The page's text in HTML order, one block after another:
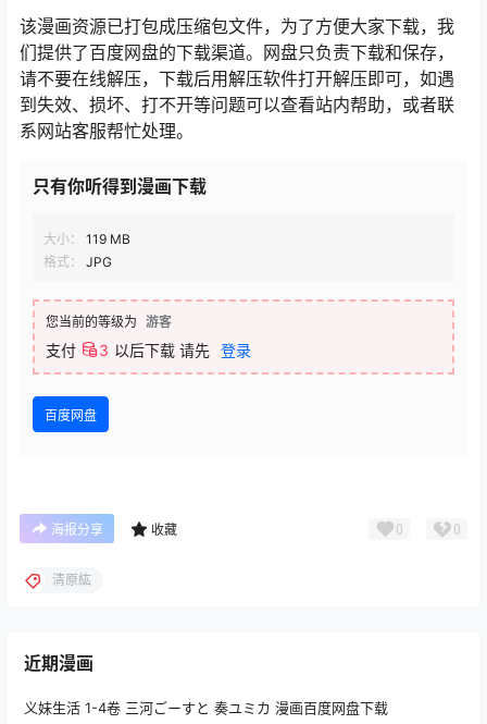
该漫画资源已打包成压缩包文件，为了方便大家下载，我
们提供了百度网盘的下载渠道。网盘只负责下载和保存，
请不要在线解压，下载后用解压软件打开解压即可，如遇
到失效、损坏、打不开等问题可以查看站内帮助，或者联
系网站客服帮忙处理。
只有你听得到漫画下载
大小：
119 MB
格式：
JPG
您当前的等级为 游客
支付 3 以后下载 请先 登录
百度网盘
海报分享 收藏 0 0
清原紘
近期漫画
义妹生活 1-4卷 三河ごーすと 奏ユミカ 漫画百度网盘下载